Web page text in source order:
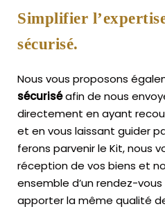
Simplifier
sécurisé.
Nous vous proposons
sécuriséafin de nous
directement en ayant
et en vous laissant guider
ferons parvenir le Kit, nous
réception de vos biens et
ensemble d’un rendez-
apporter la même qualité